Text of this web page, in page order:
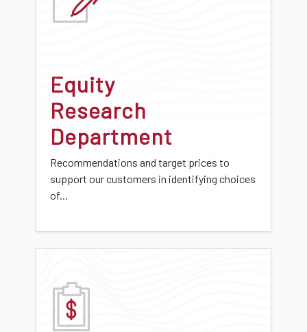
Equity
Research
Department
Recommendations and target prices to
support our customers in identifying choices
of...